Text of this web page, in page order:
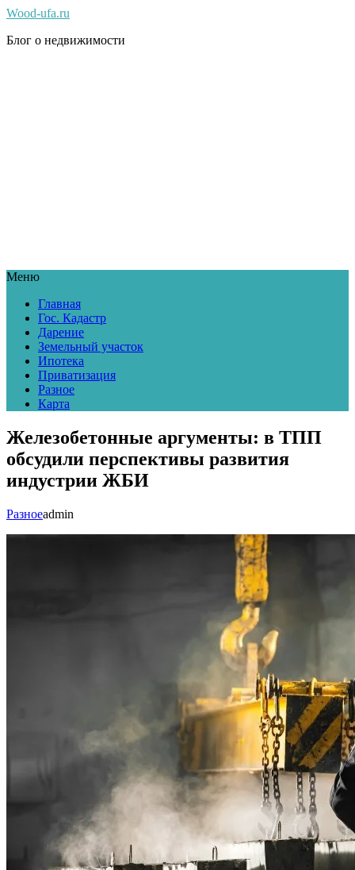
Wood-ufa.ru
Блог о недвижимости
Меню
Главная
Гос. Кадастр
Дарение
Земельный участок
Ипотека
Приватизация
Разное
Карта
Железобетонные аргументы: в ТПП
обсудили перспективы развития
индустрии ЖБИ
Разноеadmin